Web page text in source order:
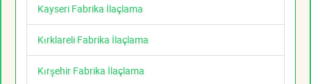
Kayseri Fabrika İlaçlama
Kırklareli Fabrika İlaçlama
Kırşehir Fabrika İlaçlama